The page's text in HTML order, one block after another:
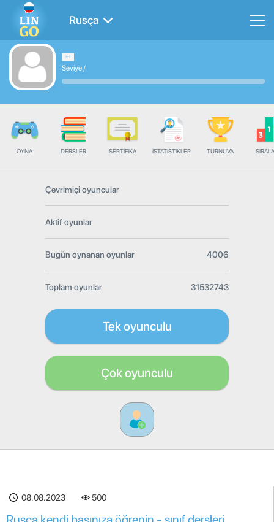
Rusça
Seviye/
OYNA DERSLER SERTIFIKA İSTATISTIKLER TURNUVA
Çevrimiçi oyuncular
Aktif oyunlar
Bugün oynanan oyunlar 4006
Toplam oyunlar 31532743
Tek oyunculu
Çok oyunculu
08.08.2023 500